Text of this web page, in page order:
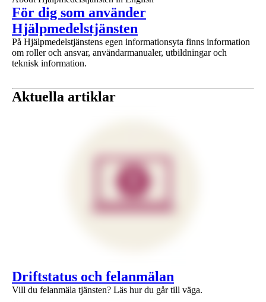
1 av 1
För dig som använder
Hjälpmedelstjänsten
På Hjälpmedelstjänstens egen informationsyta finns information
om roller och ansvar, användarmanualer, utbildningar och
teknisk information.
Aktuella artiklar
1 av 1
Driftstatus och felanmälan
Vill du felanmäla tjänsten? Läs hur du går till väga.